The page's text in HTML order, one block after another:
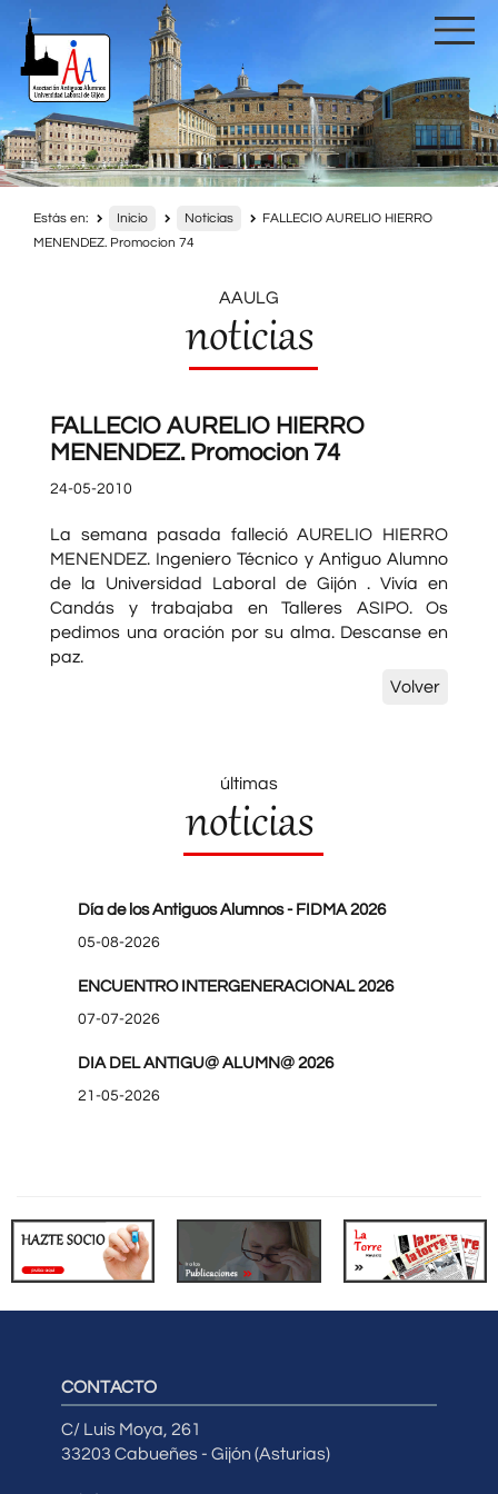
Estás en: Inicio Noticias
FALLECIO AURELIO HIERRO
MENENDEZ. Promocion 74
AAULG
noticias
FALLECIO AURELIO HIERRO
MENENDEZ. Promocion 74
24-05-2010
La semana pasada falleció AURELIO HIERRO
MENENDEZ. Ingeniero Técnico y Antiguo Alumno
de la Universidad Laboral de Gijón . Vivía en
Candás y trabajaba en Talleres ASIPO. Os
pedimos una oración por su alma. Descanse en
paz.
Volver
últimas
noticias
Día de los Antiguos Alumnos - FIDMA 2026
05-08-2026
ENCUENTRO INTERGENERACIONAL 2026
07-07-2026
DIA DEL ANTIGU@ ALUMN@ 2026
21-05-2026
CONTACTO
C/ Luis Moya, 261
33203 Cabueñes - Gijón (Asturias)